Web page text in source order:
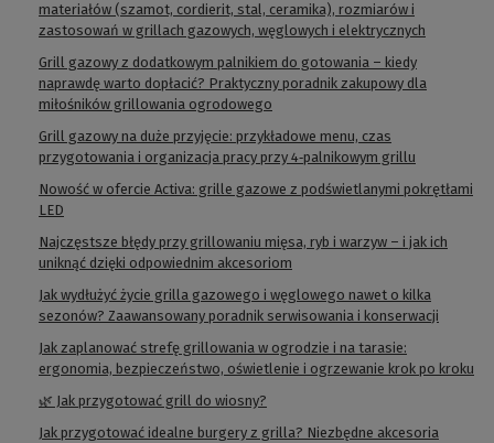
materiałów (szamot, cordierit, stal, ceramika), rozmiarów i
zastosowań w grillach gazowych, węglowych i elektrycznych
Grill gazowy z dodatkowym palnikiem do gotowania – kiedy
naprawdę warto dopłacić? Praktyczny poradnik zakupowy dla
miłośników grillowania ogrodowego
Grill gazowy na duże przyjęcie: przykładowe menu, czas
przygotowania i organizacja pracy przy 4‑palnikowym grillu
Nowość w ofercie Activa: grille gazowe z podświetlanymi pokrętłami
LED
Najczęstsze błędy przy grillowaniu mięsa, ryb i warzyw – i jak ich
uniknąć dzięki odpowiednim akcesoriom
Jak wydłużyć życie grilla gazowego i węglowego nawet o kilka
sezonów? Zaawansowany poradnik serwisowania i konserwacji
Jak zaplanować strefę grillowania w ogrodzie i na tarasie:
ergonomia, bezpieczeństwo, oświetlenie i ogrzewanie krok po kroku
🌿 Jak przygotować grill do wiosny?
Jak przygotować idealne burgery z grilla? Niezbędne akcesoria